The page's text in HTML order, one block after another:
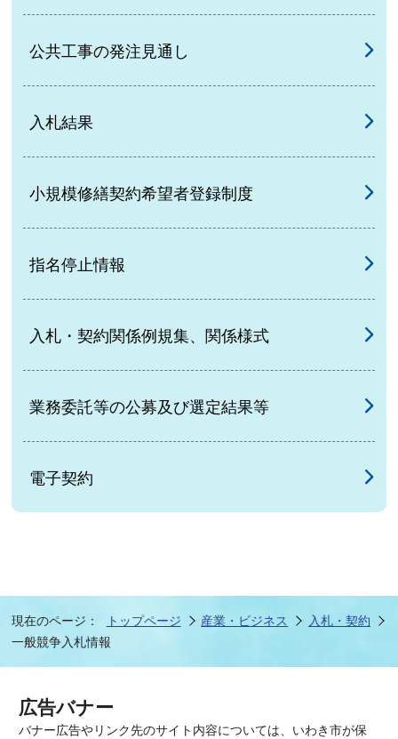
公共工事の発注見通し
入札結果
小規模修繕契約希望者登録制度
指名停止情報
入札・契約関係例規集、関係様式
業務委託等の公募及び選定結果等
電子契約
現在のページ： トップページ 産業・ビジネス
入札・契約
一般競争入札情報
広告バナー
バナー広告やリンク先のサイト内容については、いわき市が保